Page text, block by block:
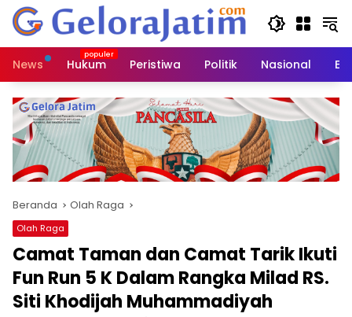
Langsung
konten
News
Hukum Peristiwa Politik Nasional
Beranda Olah Raga
Olah Raga
Camat Taman dan Camat Tarik Ikuti
Fun Run 5 K Dalam Rangka Milad RS.
Siti Khodijah Muhammadiyah